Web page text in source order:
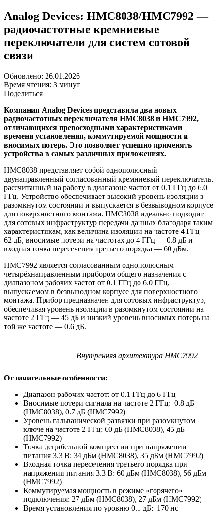
Analog Devices: HMC8038/HMC7992 —
радиочастотные кремниевые
переключатели для систем сотовой
связи
Обновлено: 26.01.2026
Время чтения: 3 минут
Поделиться
Компания Analog Devices представила два новых
радиочастотных переключателя HMC8038 и HMC7992,
отличающихся превосходными характеристиками
времени установления, коммутируемой мощности и
вносимых потерь. Это позволяет успешно применять
устройства в самых различных приложениях.
HMC8038 представляет собой однополюсный
двунаправленный согласованный кремниевый переключатель,
рассчитанный на работу в диапазоне частот от 0.1 ГГц до 6.0
ГГц. Устройство обеспечивает высокий уровень изоляции в
разомкнутом состоянии и выпускается в безвыводном корпусе
для поверхностного монтажа. HMC8038 идеально подходит
для сотовых инфраструктур передачи данных благодаря таким
характеристикам, как величина изоляции на частоте 4 ГГц –
62 дБ, вносимые потери на частотах до 4 ГГц — 0.8 дБ и
входная точка пересечения третьего порядка — 60 дБм.
HMC7992 является согласованным однополюсным
четырёхнаправленным прибором общего назначения с
диапазоном рабочих частот от 0.1 ГГц до 6.0 ГГц,
выпускаемом в безвыводном корпусе для поверхностного
монтажа. Прибор предназначен для сотовых инфраструктур,
обеспечивая уровень изоляции в разомкнутом состоянии на
частоте 2 ГГц — 45 дБ и низкий уровень вносимых потерь на
той же частоте — 0.6 дБ.
Внутренняя архитектура HMC7992
Отличительные особенности:
Диапазон рабочих частот: от 0.1 ГГц до 6 ГГц
Вносимые потери сигнала на частоте 2 ГГц: 0.8 дБ
(HMC8038), 0.7 дБ (HMC7992)
Уровень гальванической развязки при разомкнутом
ключе на частоте 2 ГГц: 60 дБ (HMC8038), 45 дБ
(HMC7992)
Точка децибельной компрессии при напряжении
питания 3.3 В: 34 дБм (HMC8038), 35 дБм (HMC7992)
Входная точка пересечения третьего порядка при
напряжении питания 3.3 В: 60 дБм (HMC8038), 56 дБм
(HMC7992)
Коммутируемая мощность в режиме «горячего»
подключения: 27 дБм (HMC8038), 27 дБм (HMC7992)
Время установления по уровню 0.1 дБ: 170 нс